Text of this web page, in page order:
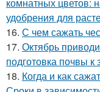
удобрения для
16. С чем сажать
17. Октябрь
подготовка почвы к
18. Когда и как